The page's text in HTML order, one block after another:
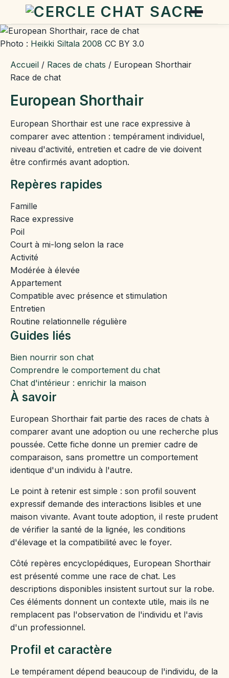
Photo : Heikki Siltala 2008 CC BY 3.0
Accueil / Races de chats / European Shorthair
Race de chat
European Shorthair
European Shorthair est une race expressive à
comparer avec attention : tempérament individuel,
niveau d'activité, entretien et cadre de vie doivent
être confirmés avant adoption.
Repères rapides
Famille
Race expressive
Poil
Court à mi-long selon la race
Activité
Modérée à élevée
Appartement
Compatible avec présence et stimulation
Entretien
Routine relationnelle régulière
Guides liés
Bien nourrir son chat
Comprendre le comportement du chat
Chat d'intérieur : enrichir la maison
À savoir
European Shorthair fait partie des races de chats à
comparer avant une adoption ou une recherche plus
poussée. Cette fiche donne un premier cadre de
comparaison, sans promettre un comportement
identique d'un individu à l'autre.
Le point à retenir est simple : son profil souvent
expressif demande des interactions lisibles et une
maison vivante. Avant toute adoption, il reste prudent
de vérifier la santé de la lignée, les conditions
d'élevage et la compatibilité avec le foyer.
Côté repères encyclopédiques, European Shorthair
est présenté comme une race de chat. Les
descriptions disponibles insistent surtout sur la robe.
Ces éléments donnent un contexte utile, mais ils ne
remplacent pas l'observation de l'individu et l'avis
d'un professionnel.
Profil et caractère
Le tempérament dépend beaucoup de l'individu, de la